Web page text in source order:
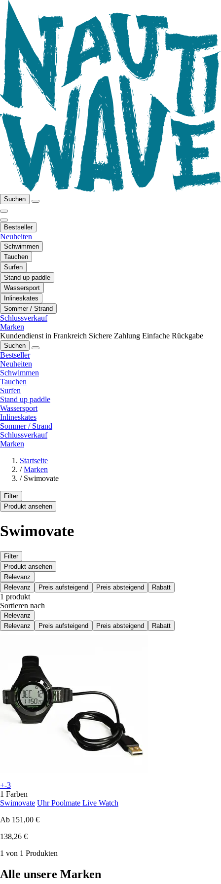
Suchen
Bestseller
Neuheiten
Schwimmen
Tauchen
Surfen
Stand up paddle
Wassersport
Inlineskates
Sommer / Strand
Schlussverkauf
Marken
Kundendienst in Frankreich Sichere Zahlung Einfache Rückgabe
Suchen
Bestseller
Neuheiten
Schwimmen
Tauchen
Surfen
Stand up paddle
Wassersport
Inlineskates
Sommer / Strand
Schlussverkauf
Marken
Startseite
/ Marken
/ Swimovate
Filter
Produkt ansehen
Swimovate
Filter
Produkt ansehen
Relevanz
Relevanz
Preis aufsteigend Preis absteigend Rabatt
1 produkt
Sortieren nach
Relevanz
Relevanz
Preis aufsteigend Preis absteigend Rabatt
+-3
1 Farben
Swimovate Uhr Poolmate Live Watch
Ab 151,00 €
138,26 €
1 von 1 Produkten
Alle unsere Marken